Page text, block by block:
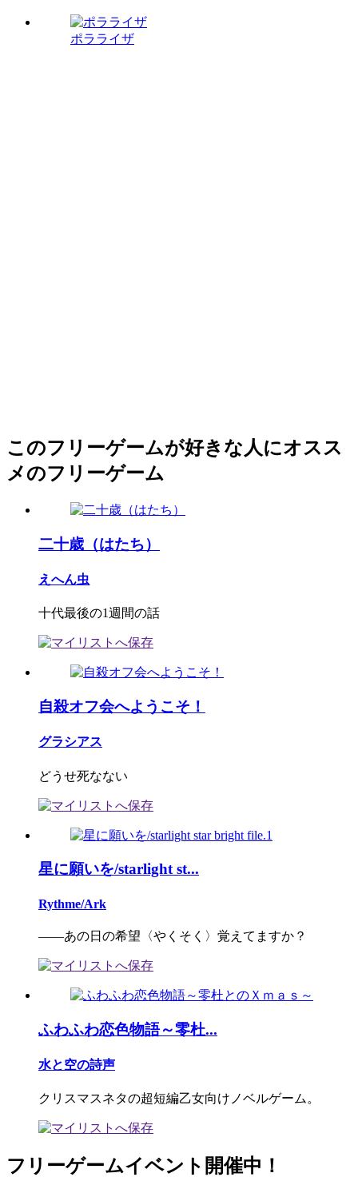
ポラライザ
このフリーゲームが好きな人にオスス
メのフリーゲーム
二十歳（はたち）
えへん虫
十代最後の1週間の話
自殺オフ会へようこそ！
グラシアス
どうせ死なない
星に願いを/starlight st...
Rythme/Ark
――あの日の希望〈やくそく〉覚えてますか？
ふわふわ恋色物語～零杜...
水と空の詩声
クリスマスネタの超短編乙女向けノベルゲーム。
フリーゲームイベント開催中！